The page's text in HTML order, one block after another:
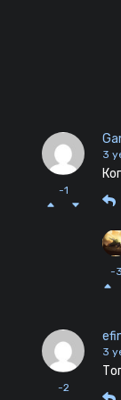
-1
3
-3
-2
3